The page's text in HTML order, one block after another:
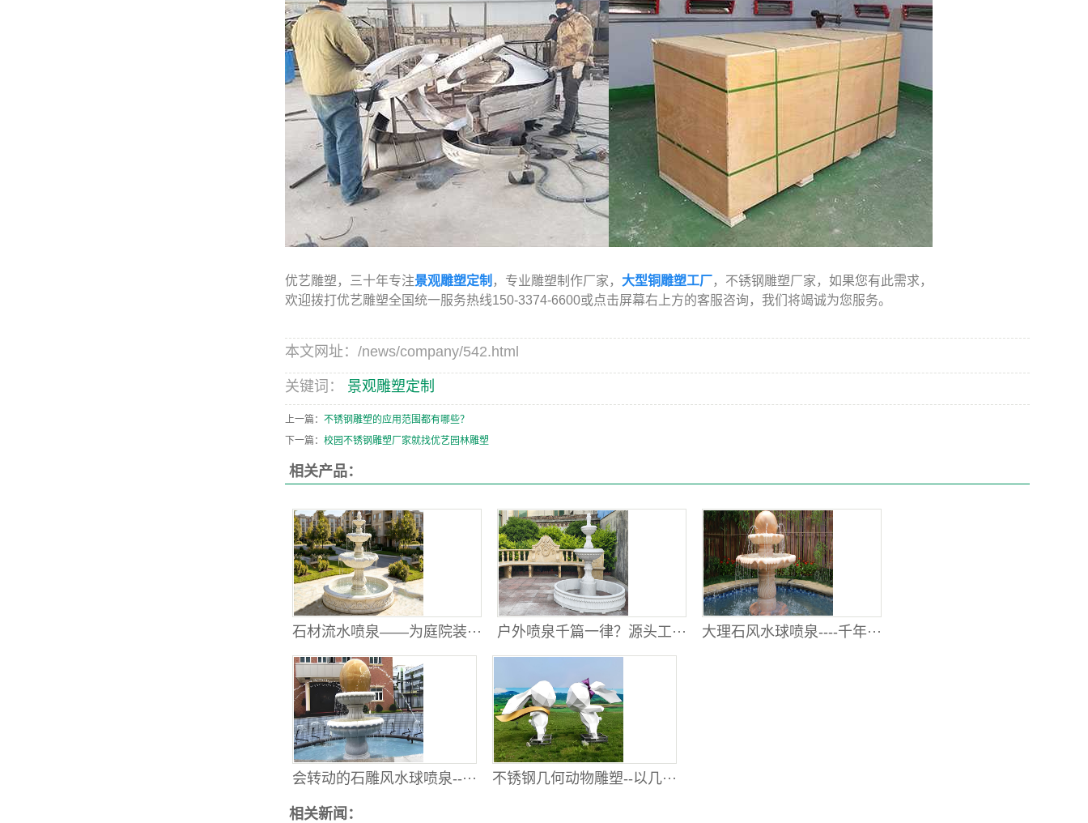
优艺雕塑，三十年专注景观雕塑定制 ，专业雕塑制作厂家， 大型铜雕塑工厂，不锈钢雕塑厂家，如果您有此需求，
欢迎拨打优艺雕塑全国统一服务热线150-3374-6600或点击屏幕右上方的客服咨询，我们将竭诚为您服务。
本文网址：/news/company/542.html
关键词： 景观雕塑定制
上一篇： 不锈钢雕塑的应用范围都有哪些？
下一篇： 校园不锈钢雕塑厂家就找优艺园林雕塑
相关产品：
石材流水喷泉——为庭院装··· 户外喷泉千篇一律？源头工··· 大理石风水球喷泉----千年···
会转动的石雕风水球喷泉--··· 不锈钢几何动物雕塑--以几···
相关新闻：